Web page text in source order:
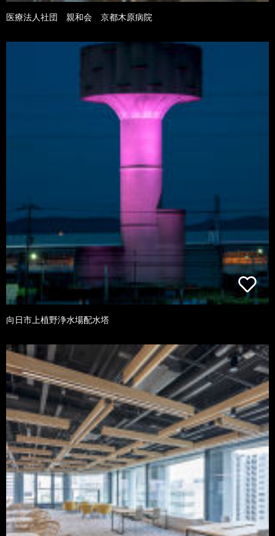
医療法人社団 親和会 京都木原病院
向日市上植野浄水場配水塔